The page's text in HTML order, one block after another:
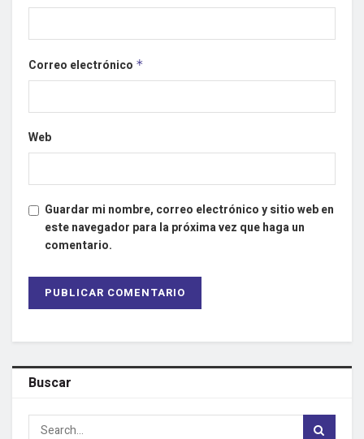
Correo electrónico *
Web
Guardar mi nombre, correo electrónico y sitio web en
este navegador para la próxima vez que haga un
comentario.
Buscar